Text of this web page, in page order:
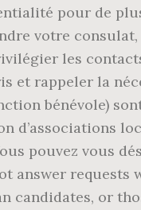
pour de
votre
les
et rappeler la
bénévole)
d’associations
pouvez vous
answer
candidates, or